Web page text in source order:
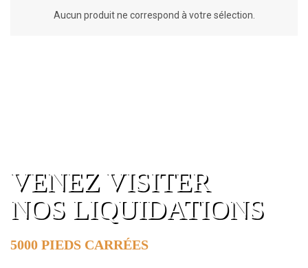
Aucun produit ne correspond à votre sélection.
VENEZ VISITER
NOS LIQUIDATIONS
5000 PIEDS CARRÉES